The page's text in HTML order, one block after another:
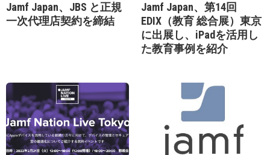
Jamf Japan、JBS と正規
一次代理店契約を締結
Jamf Japan、第14回
EDIX（教育 総合展）東京
に出展し、iPadを活用し
た教育事例を紹介